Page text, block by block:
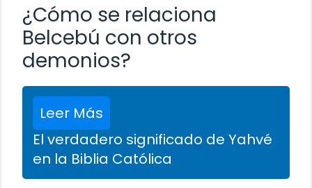
¿Cómo se relaciona
Belcebú con otros
demonios?
Leer Más
El verdadero significado de Yahvé
en la Biblia Católica